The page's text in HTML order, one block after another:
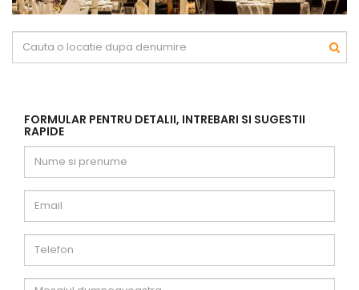
FORMULAR PENTRU DETALII, INTREBARI SI SUGESTII
RAPIDE